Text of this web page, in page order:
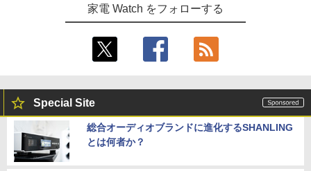
家電 Watch をフォローする
Special Site
総合オーディオブランドに進化するSHANLING
とは何者か？